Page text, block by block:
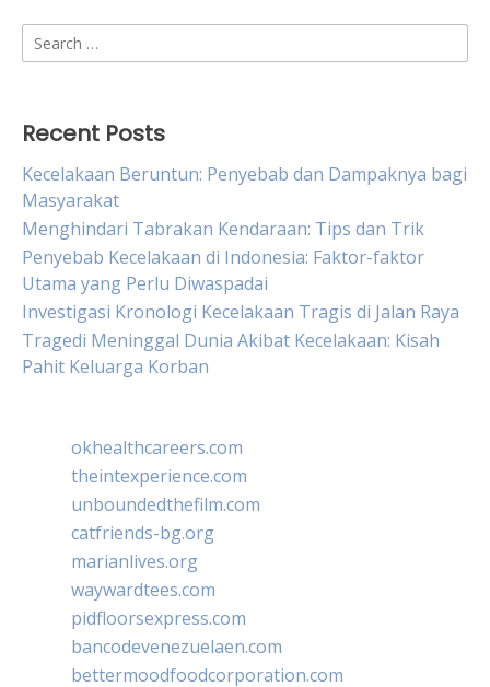
Search
for:
Recent Posts
Kecelakaan Beruntun: Penyebab dan Dampaknya bagi
Masyarakat
Menghindari Tabrakan Kendaraan: Tips dan Trik
Penyebab Kecelakaan di Indonesia: Faktor-faktor
Utama yang Perlu Diwaspadai
Investigasi Kronologi Kecelakaan Tragis di Jalan Raya
Tragedi Meninggal Dunia Akibat Kecelakaan: Kisah
Pahit Keluarga Korban
okhealthcareers.com
theintexperience.com
unboundedthefilm.com
catfriends-bg.org
marianlives.org
waywardtees.com
pidfloorsexpress.com
bancodevenezuelaen.com
bettermoodfoodcorporation.com